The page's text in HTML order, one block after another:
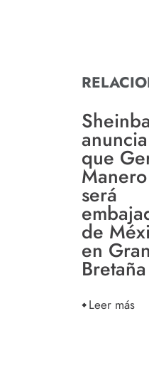
anuncia
que
Manero
será
de
en Gran
Bretaña
Leer más